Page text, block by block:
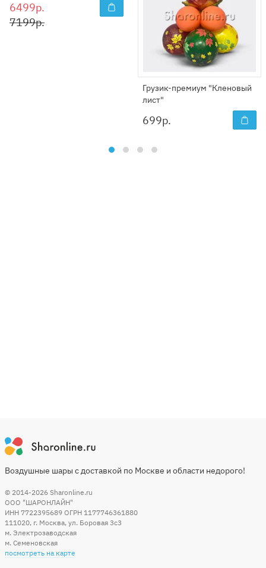
6499р.
7199р.
Грузик-премиум "Кленовый
лист"
699р.
Воздушные шары с доставкой по Москве и области недорого!
© 2014-2026 Sharonline.ru
ООО "ШАРОНЛАЙН"
ИНН 7722395689 ОГРН 1177746361880
111020, г. Москва, ул. Боровая 3c3
м. Электрозаводская
м. Семеновская
посмотреть на карте